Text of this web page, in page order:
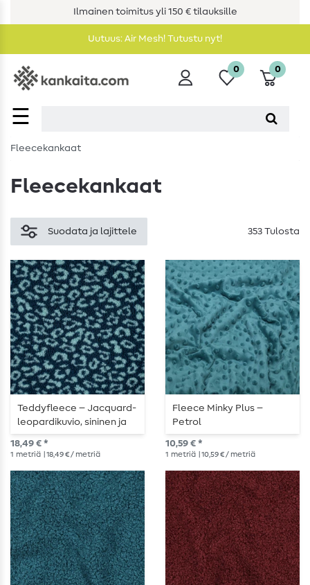
Ilmainen toimitus yli 150 € tilauksille
Uutuus: Air Mesh! Tutustu nyt!
☰
0 0
Fleecekankaat
Fleecekankaat
Suodata ja lajittele 353 Tulosta
Teddyfleece – Jacquard-
leopardikuvio, sininen ja
turkoosi
18,49 € *
1 metriä | 18,49 € / metriä
Fleece Minky Plus –
Petrol
10,59 € *
1 metriä | 10,59 € / metriä